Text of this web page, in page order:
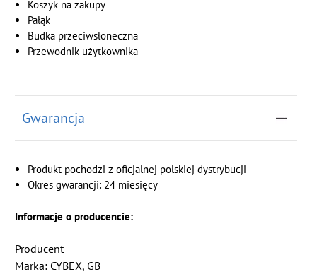
Koszyk na zakupy
Pałąk
Budka przeciwsłoneczna
Przewodnik użytkownika
Gwarancja
Produkt pochodzi z oficjalnej polskiej dystrybucji
Okres gwarancji: 24 miesięcy
Informacje o producencie:
Producent
Marka: CYBEX, GB